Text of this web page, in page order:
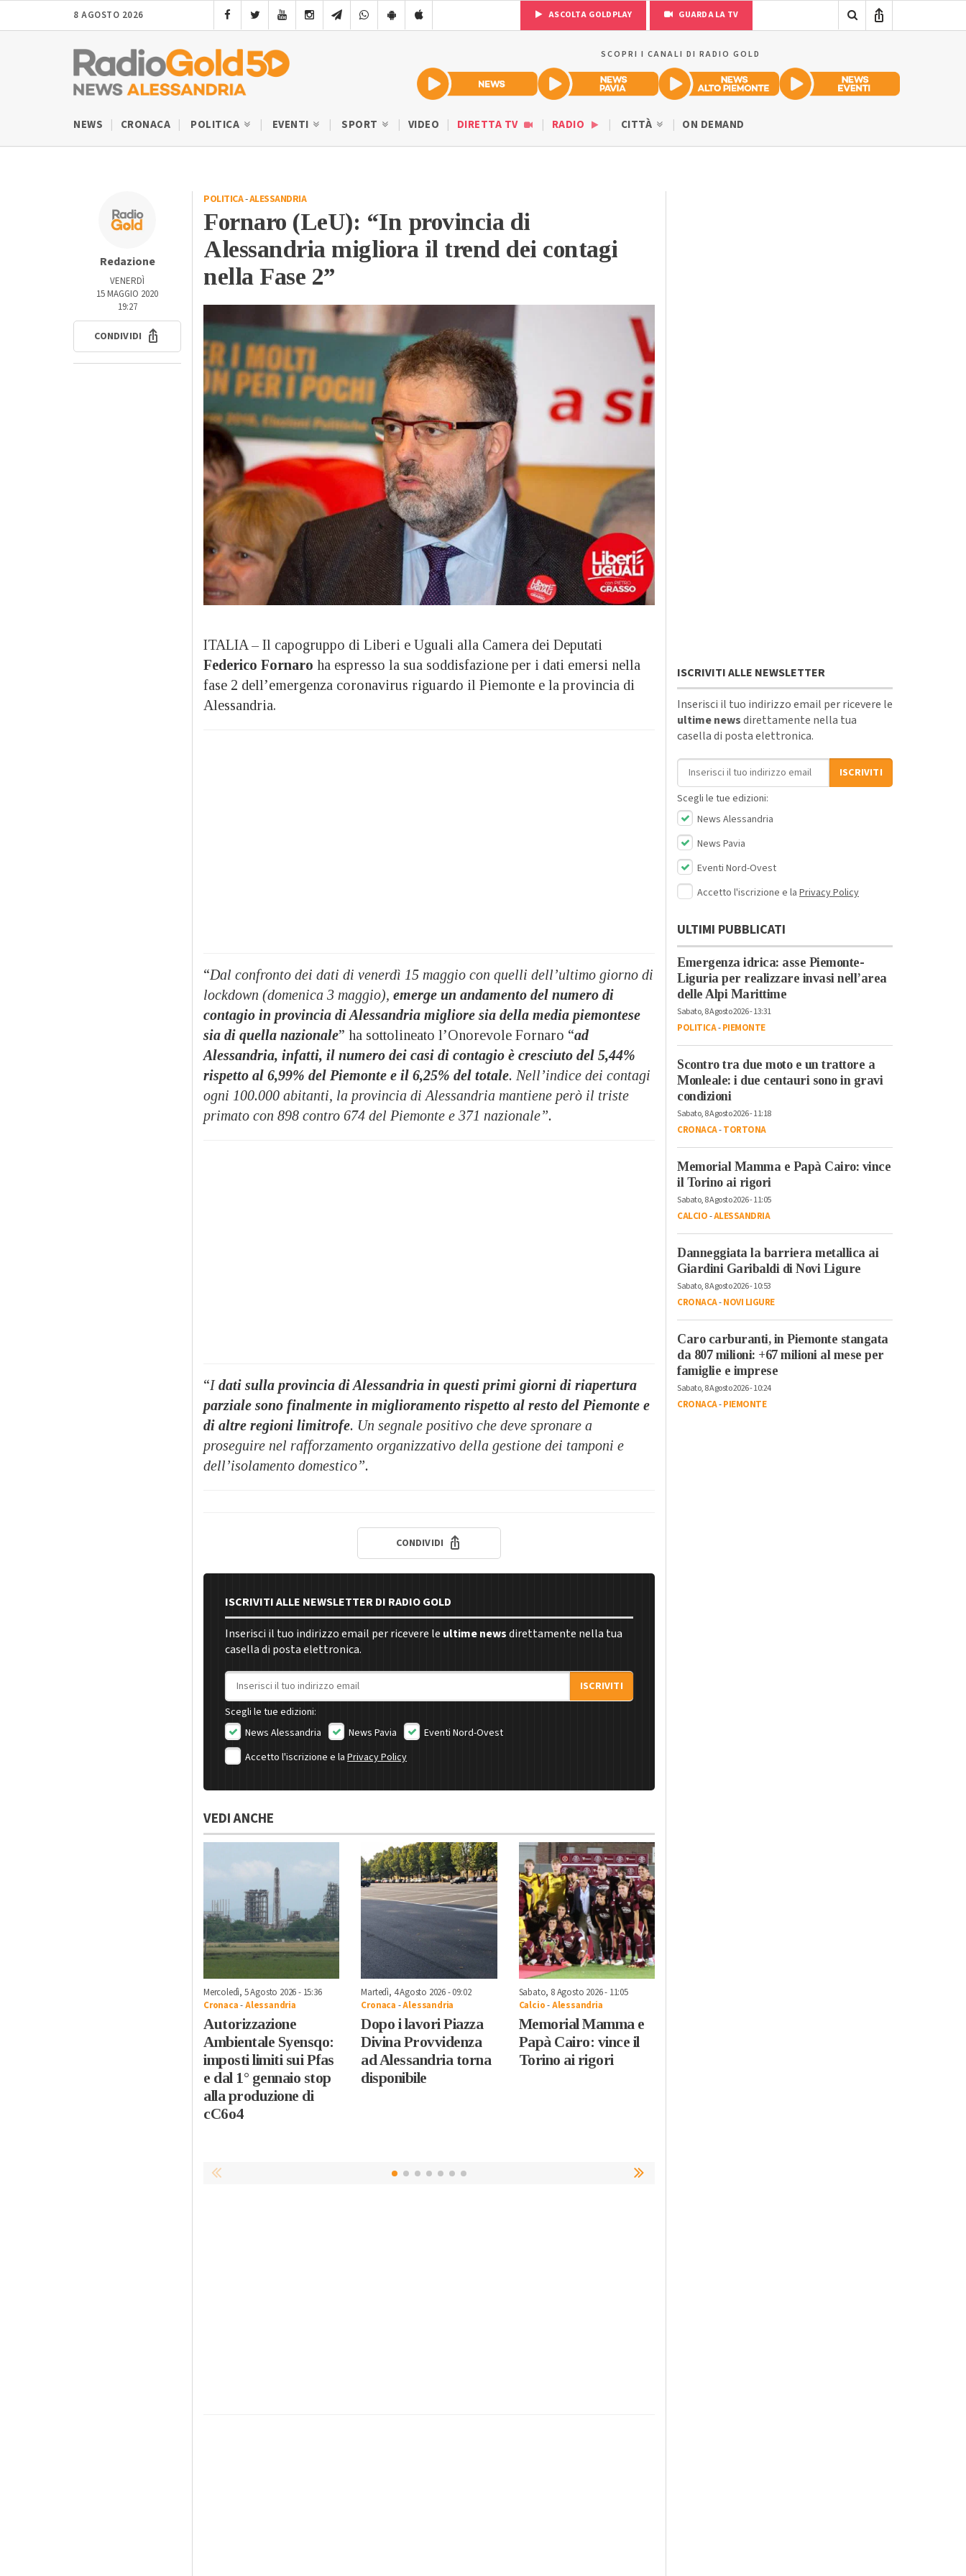
8 AGOSTO 2026 ASCOLTA GOLDPLAY GUARDA LA TV
SCOPRI I CANALI DI RADIO GOLD
NEWS CRONACA POLITICA EVENTI SPORT VIDEO DIRETTA TV RADIO CITTÀ ON DEMAND
Redazione
VENERDÌ
15 MAGGIO 2020
19:27
CONDIVIDI
POLITICA-ALESSANDRIA
Fornaro (LeU): “In provincia di
Alessandria migliora il trend dei contagi
nella Fase 2”
ITALIA – Il capogruppo di Liberi e Uguali alla Camera dei Deputati
Federico Fornaro ha espresso la sua soddisfazione per i dati emersi nella
fase 2 dell’emergenza coronavirus riguardo il Piemonte e la provincia di
Alessandria.
“Dal confronto dei dati di venerdì 15 maggio con quelli dell’ultimo giorno di
lockdown (domenica 3 maggio), emerge un andamento del numero di
contagio in provincia di Alessandria migliore sia della media piemontese
sia di quella nazionale” ha sottolineato l’Onorevole Fornaro “ad
Alessandria, infatti, il numero dei casi di contagio è cresciuto del 5,44%
rispetto al 6,99% del Piemonte e il 6,25% del totale. Nell’indice dei contagi
ogni 100.000 abitanti, la provincia di Alessandria mantiene però il triste
primato con 898 contro 674 del Piemonte e 371 nazionale”.
“Idati sulla provincia di Alessandria in questi primi giorni di riapertura
parziale sono finalmente in miglioramento rispetto al resto del Piemonte e
di altre regioni limitrofe. Un segnale positivo che deve spronare a
proseguire nel rafforzamento organizzativo della gestione dei tamponi e
dell’isolamento domestico”.
CONDIVIDI
ISCRIVITI ALLE NEWSLETTER DI RADIO GOLD
Inserisci il tuo indirizzo email per ricevere le ultime newsdirettamente nella tua
casella di posta elettronica.
Indirizzo email
ISCRIVITI
Scegli le tue edizioni:
News Alessandria
News Pavia
Eventi Nord-Ovest
Accetto l'iscrizione e la Privacy Policy
VEDI ANCHE
Mercoledì, 5 Agosto 2026 - 15:36
Cronaca-Alessandria
Autorizzazione
Ambientale Syensqo:
imposti limiti sui Pfas
e dal 1° gennaio stop
alla produzione di
cC6o4
Martedì, 4 Agosto 2026 - 09:02
Cronaca -Alessandria
Dopo i lavori Piazza
Divina Provvidenza
ad Alessandria torna
disponibile
Sabato, 8 Agosto 2026 - 11:05
Calcio-Alessandria
Memorial Mamma e
Papà Cairo: vince il
Torino ai rigori
ISCRIVITI ALLE NEWSLETTER
Inserisci il tuo indirizzo email per ricevere le
ultime newsdirettamente nella tua
casella di posta elettronica.
Indirizzo email
ISCRIVITI
Scegli le tue edizioni:
News Alessandria
News Pavia
Eventi Nord-Ovest
Accetto l'iscrizione e la Privacy Policy
ULTIMI PUBBLICATI
Emergenza idrica: asse Piemonte-
Liguria per realizzare invasi nell’area
delle Alpi Marittime
Sabato, 8 Agosto 2026 - 13:31
POLITICA-PIEMONTE
Scontro tra due moto e un trattore a
Monleale: i due centauri sono in gravi
condizioni
Sabato, 8 Agosto 2026 - 11:18
CRONACA-TORTONA
Memorial Mamma e Papà Cairo: vince
il Torino ai rigori
Sabato, 8 Agosto 2026 - 11:05
CALCIO-ALESSANDRIA
Danneggiata la barriera metallica ai
Giardini Garibaldi di Novi Ligure
Sabato, 8 Agosto 2026 - 10:53
CRONACA-NOVI LIGURE
Caro carburanti, in Piemonte stangata
da 807 milioni: +67 milioni al mese per
famiglie e imprese
Sabato, 8 Agosto 2026 - 10:24
CRONACA-PIEMONTE